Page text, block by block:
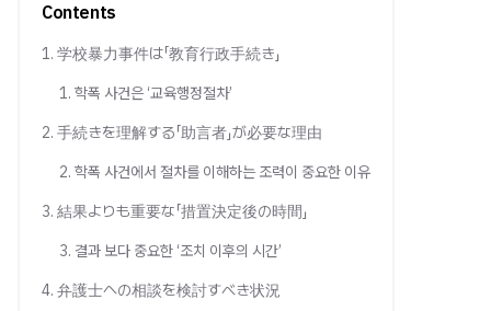
Contents
1. 学校暴力事件は「教育行政手続き」
1. 학폭 사건은 ‘교육행정절차’
2. 手続きを理解する「助言者」が必要な理由
2. 학폭 사건에서 절차를 이해하는 조력이 중요한 이유
3. 結果よりも重要な「措置決定後の時間」
3. 결과 보다 중요한 ‘조치 이후의 시간’
4. 弁護士への相談を検討すべき状況